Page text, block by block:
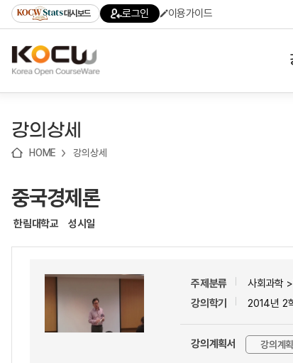
기
기
기
content)
가
대시보드 로그인 이용가이드
강의상세
HOME 강의상세
중국경제론
한림대학교 성시일
주제분류
사회과학
강의학기
2014년 2
강의계획서 강의계